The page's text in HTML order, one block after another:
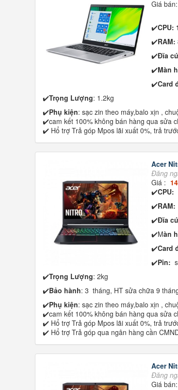
Giá bán:
✔️CPU:
✔️RAM:
✔️Đĩa
✔️Màn
✔️Card
✔️Trọng Lượng: 1.2kg
✔️Phụ kiện: sạc zin theo máy,balo xịn ,
✔️cam kết 100% không bán hàng qua sửa
✔️ Hổ trợ Trả góp Mpos lãi xuất 0%, trả
Acer
Đăng
Giá :
✔️CPU:
✔️RAM:
✔️Đĩa
✔️Màn
✔️Card
✔️Pin:
✔️Trọng Lượng: 2kg
✔️Bảo hành: 3 tháng, HT sửa chữa 9
✔️Phụ kiện: sạc zin theo máy,balo xịn ,
✔️cam kết 100% không bán hàng qua sửa
✔️ Hổ trợ Trả góp Mpos lãi xuất 0%, trả
✔️ Hổ trợ Trả góp qua ngân hàng cần
Acer
Đăng
Giá bán: